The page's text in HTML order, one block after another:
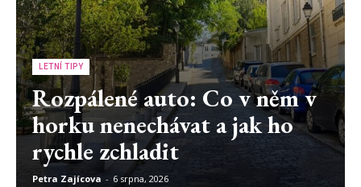
LETNÍ TIPY
Rozpálené auto: Co v něm v
horku nenechávat a jak ho
rychle zchladit
Petra Zajícova - 6 srpna, 2026